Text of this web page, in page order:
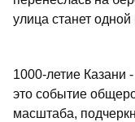
улица станет
1000-летие Казани
это событие
масштаба,